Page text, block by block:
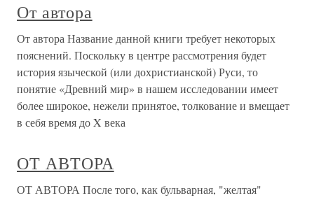
От автора
От автора Название данной книги требует некоторых
пояснений. Поскольку в центре рассмотрения будет
история языческой (или дохристианской) Руси, то
понятие «Древний мир» в нашем исследовании имеет
более широкое, нежели принятое, толкование и вмещает
в себя время до X века
ОТ АВТОРА
ОТ АВТОРА После того, как бульварная, "желтая"